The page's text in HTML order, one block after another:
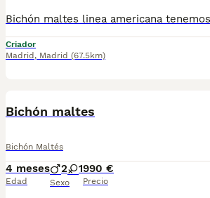
Criador
Madrid , Madrid (67.5km)
Bichón maltes
Bichón Maltés
4 meses
Edad
2 1
Sexo
990 €
Precio